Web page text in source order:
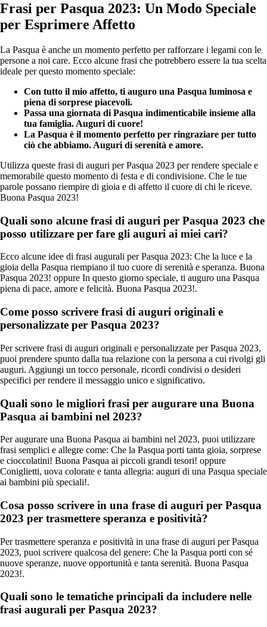
Frasi per Pasqua 2023: Un Modo Speciale
per Esprimere Affetto
La Pasqua è anche un momento perfetto per rafforzare i legami con le
persone a noi care. Ecco alcune frasi che potrebbero essere la tua scelta
ideale per questo momento speciale:
Con tutto il mio affetto, ti auguro una Pasqua luminosa e
piena di sorprese piacevoli.
Passa una giornata di Pasqua indimenticabile insieme alla
tua famiglia. Auguri di cuore!
La Pasqua è il momento perfetto per ringraziare per tutto
ciò che abbiamo. Auguri di serenità e amore.
Utilizza queste frasi di auguri per Pasqua 2023 per rendere speciale e
memorabile questo momento di festa e di condivisione. Che le tue
parole possano riempire di gioia e di affetto il cuore di chi le riceve.
Buona Pasqua 2023!
Quali sono alcune frasi di auguri per Pasqua 2023 che
posso utilizzare per fare gli auguri ai miei cari?
Ecco alcune idee di frasi augurali per Pasqua 2023: Che la luce e la
gioia della Pasqua riempiano il tuo cuore di serenità e speranza. Buona
Pasqua 2023! oppure In questo giorno speciale, ti auguro una Pasqua
piena di pace, amore e felicità. Buona Pasqua 2023!.
Come posso scrivere frasi di auguri originali e
personalizzate per Pasqua 2023?
Per scrivere frasi di auguri originali e personalizzate per Pasqua 2023,
puoi prendere spunto dalla tua relazione con la persona a cui rivolgi gli
auguri. Aggiungi un tocco personale, ricordi condivisi o desideri
specifici per rendere il messaggio unico e significativo.
Quali sono le migliori frasi per augurare una Buona
Pasqua ai bambini nel 2023?
Per augurare una Buona Pasqua ai bambini nel 2023, puoi utilizzare
frasi semplici e allegre come: Che la Pasqua porti tanta gioia, sorprese
e cioccolatini! Buona Pasqua ai piccoli grandi tesori! oppure
Coniglietti, uova colorate e tanta allegria: auguri di una Pasqua speciale
ai bambini più speciali!.
Cosa posso scrivere in una frase di auguri per Pasqua
2023 per trasmettere speranza e positività?
Per trasmettere speranza e positività in una frase di auguri per Pasqua
2023, puoi scrivere qualcosa del genere: Che la Pasqua porti con sé
nuove speranze, nuove opportunità e tanta serenità. Buona Pasqua
2023!.
Quali sono le tematiche principali da includere nelle
frasi augurali per Pasqua 2023?